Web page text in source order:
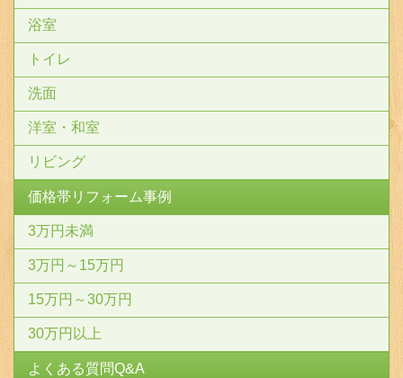
浴室
トイレ
洗面
洋室・和室
リビング
価格帯リフォーム事例
3万円未満
3万円～15万円
15万円～30万円
30万円以上
よくある質問Q&A